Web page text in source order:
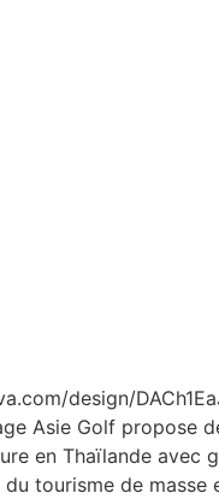
design/
Asie Golf propose
en Thaïlande avec
tourisme de masse